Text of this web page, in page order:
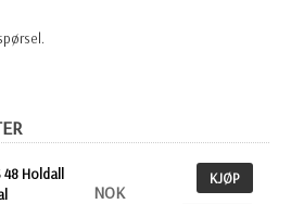
48 Holdall
NOK
KJØP